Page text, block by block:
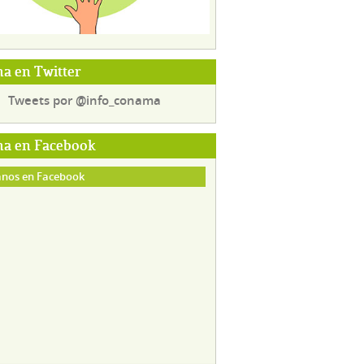
en Twitter
Tweets por @info_conama
en Facebook
en Facebook